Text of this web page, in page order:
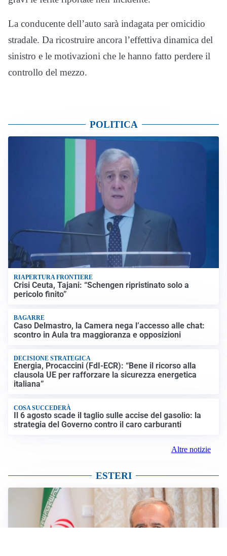
La conducente dell’auto sarà indagata per omicidio
stradale. Da ricostruire ancora l’effettiva dinamica del
sinistro e le motivazioni che le hanno fatto perdere il
controllo del mezzo.
POLITICA
RIAPERTURA FRONTIERE
Crisi Ceuta, Tajani: “Schengen ripristinato solo a
pericolo finito”
BAGARRE
Caso Delmastro, la Camera nega l’accesso alle chat:
scontro in Aula tra maggioranza e opposizioni
DECISIONE STRATEGICA
Energia, Procaccini (FdI-ECR): “Bene il ricorso alla
clausola UE per rafforzare la sicurezza energetica
italiana”
COSA SUCCEDERÀ
Il 6 agosto scade il taglio sulle accise del gasolio: la
strategia del Governo contro il caro carburanti
Altre notizie
ESTERI